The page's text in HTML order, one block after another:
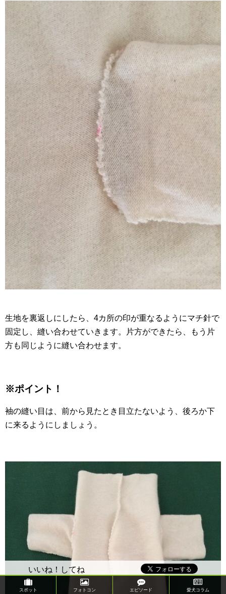
いいね！してね
生地を裏返しにしたら、4カ所の印が重なるようにマチ針で
固定し、縫い合わせていきます。片方ができたら、もう片
方も同じように縫い合わせます。
※ポイント！
袖の縫い目は、前から見たとき目立たないよう、後ろか下
に来るようにしましょう。
スポット フォトコン エピソード 愛犬コラム